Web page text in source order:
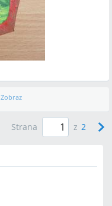
Zobraz
Strana z 2